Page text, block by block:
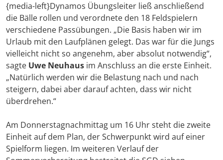
{media-left}Dynamos Übungsleiter ließ anschließend
die Bälle rollen und verordnete den 18 Feldspielern
verschiedene Passübungen. „Die Basis haben wir im
Urlaub mit den Laufplänen gelegt. Das war für die Jungs
vielleicht nicht so angenehm, aber absolut notwendig“,
sagte Uwe Neuhaus im Anschluss an die erste Einheit.
„Natürlich werden wir die Belastung nach und nach
steigern, dabei aber darauf achten, dass wir nicht
überdrehen.“
Am Donnerstagnachmittag um 16 Uhr steht die zweite
Einheit auf dem Plan, der Schwerpunkt wird auf einer
Spielform liegen. Im weiteren Verlauf der